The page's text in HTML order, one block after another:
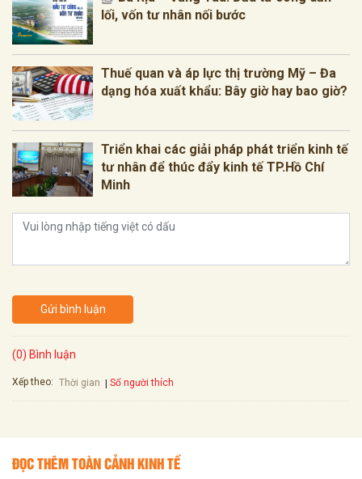
lối, vốn tư nhân nối bước
Thuế quan và áp lực thị trường Mỹ – Đa
dạng hóa xuất khẩu: Bây giờ hay bao giờ?
Triển khai các giải pháp phát triển kinh tế
tư nhân để thúc đẩy kinh tế TP.Hồ Chí
Minh
Gửi bình luận
(0) Bình luận
Xếp theo: Thời gian Số người thích
ĐỌC THÊM TOÀN CẢNH KINH TẾ